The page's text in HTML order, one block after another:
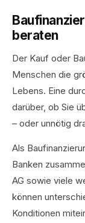
beraten
Der Kauf oder
Menschen die
Lebens. Eine
darüber, ob Sie
– oder unnötig
Als
Banken
AG sowie viele
können
Konditionen